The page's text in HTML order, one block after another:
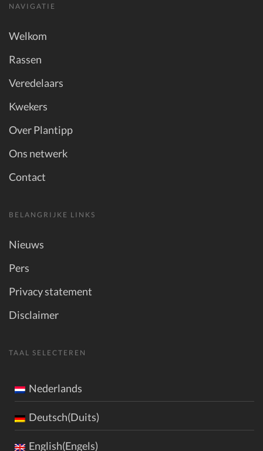
NAVIGATIE
Welkom
Rassen
Veredelaars
Kwekers
Over Plantipp
Ons netwerk
Contact
BELANGRIJKE LINKS
Nieuws
Pers
Privacy statement
Disclaimer
TAAL SELECTEREN
Nederlands
Deutsch(Duits)
English(Engels)